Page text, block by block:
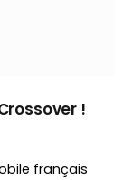
!
français